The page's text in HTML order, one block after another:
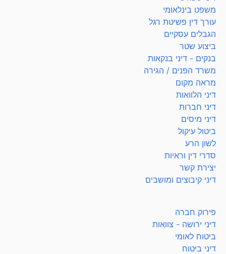
משפט בינלאומי
עורך דין פשיטת רגל
הגבלים עסקיים
ביצוע שטר
בנקים - דיני בנקאות
משרד הפנים / הגירה
מראה מקום
דיני הלוואות
דיני חברות
דיני מיסים
ביטול עיקול
לשון הרע
סדרי דין וראיות
יצירת קשר
דיני קיבוצים ומושבים
פירוק חברה
דיני ירושה - צוואות
ביטוח לאומי
דיני ביטוח